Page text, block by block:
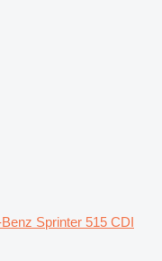
Sprinter 515 CDI